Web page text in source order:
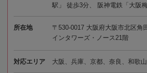
駅」 徒歩3分、 阪神電鉄「大阪
所在地
〒530-0017 大阪府大阪市北区
インタワーズ・ノース21階
対応エリア 大阪、兵庫、京都、奈良、和歌山